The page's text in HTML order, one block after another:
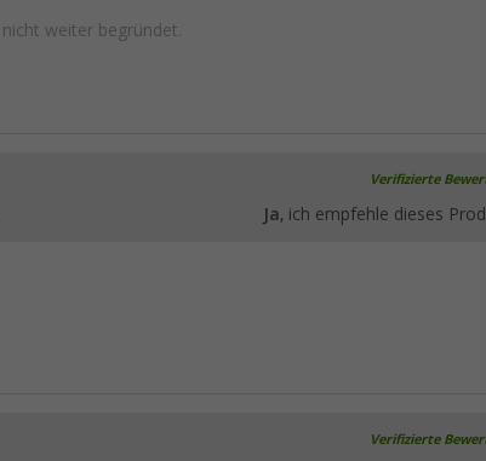
weiter begründet.
Verifizierte
Ja, ich empfehle dieses
Verifizierte